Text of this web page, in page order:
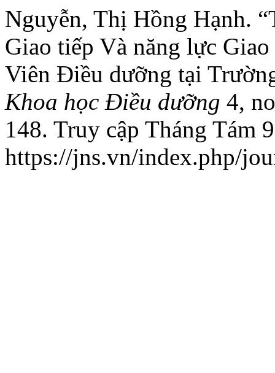
Nguyễn, Thị Hồng Hạnh.
Giao tiếp Và năng lực
Viên Điều dưỡng tại
Khoa học Điều dưỡng 4,
148. Truy cập Tháng Tám
https://jns.vn/index.php/